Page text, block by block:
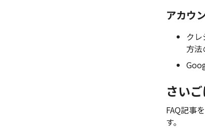
アカウ
ク
方法
さい
FAQ記事
す。